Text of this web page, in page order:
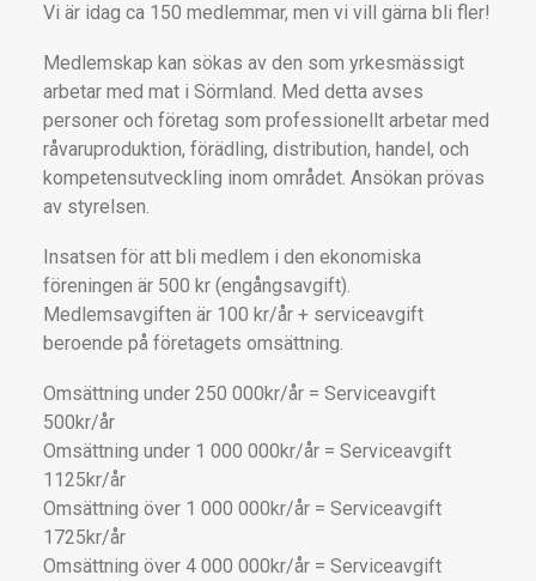
Vi är idag ca 150 medlemmar, men vi vill gärna bli fler!
Medlemskap kan sökas av den som yrkesmässigt
arbetar med mat i Sörmland. Med detta avses
personer och företag som professionellt arbetar med
råvaruproduktion, förädling, distribution, handel, och
kompetensutveckling inom området. Ansökan prövas
av styrelsen.
Insatsen för att bli medlem i den ekonomiska
föreningen är 500 kr (engångsavgift).
Medlemsavgiften är 100 kr/år + serviceavgift
beroende på företagets omsättning.
Omsättning under 250 000kr/år = Serviceavgift
500kr/år
Omsättning under 1 000 000kr/år = Serviceavgift
1125kr/år
Omsättning över 1 000 000kr/år = Serviceavgift
1725kr/år
Omsättning över 4 000 000kr/år = Serviceavgift